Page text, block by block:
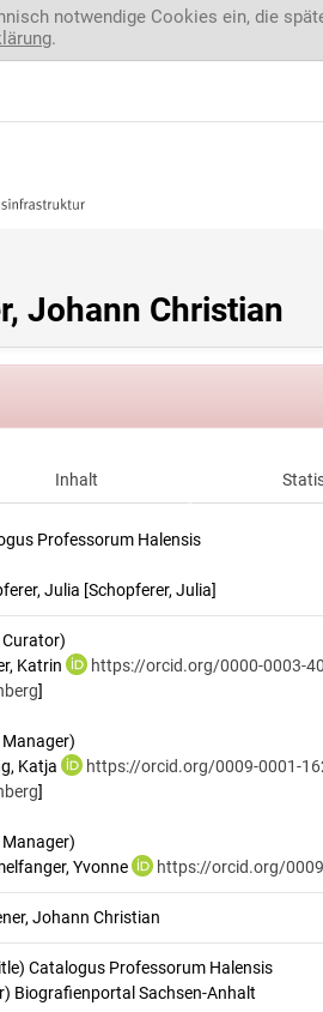
notwendige Cookies ein, die
.
Johann Christian
Inhalt
Professorum Halensis
Julia [Schopferer, Julia]
Katrin
https://orcid.org/0000-0003-
]
Katja
https://orcid.org/0009-0001-
]
Yvonne
https://orcid.org/
Johann Christian
Catalogus Professorum Halensis
Biografienportal Sachsen-Anhalt